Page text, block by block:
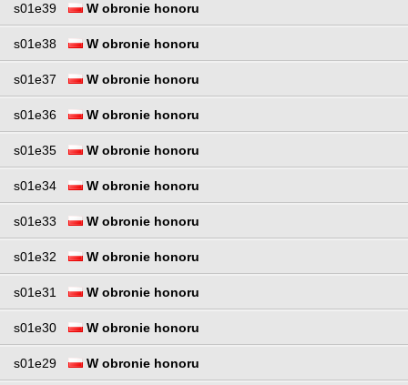
s01e39 W obronie honoru
s01e38 W obronie honoru
s01e37 W obronie honoru
s01e36 W obronie honoru
s01e35 W obronie honoru
s01e34 W obronie honoru
s01e33 W obronie honoru
s01e32 W obronie honoru
s01e31 W obronie honoru
s01e30 W obronie honoru
s01e29 W obronie honoru